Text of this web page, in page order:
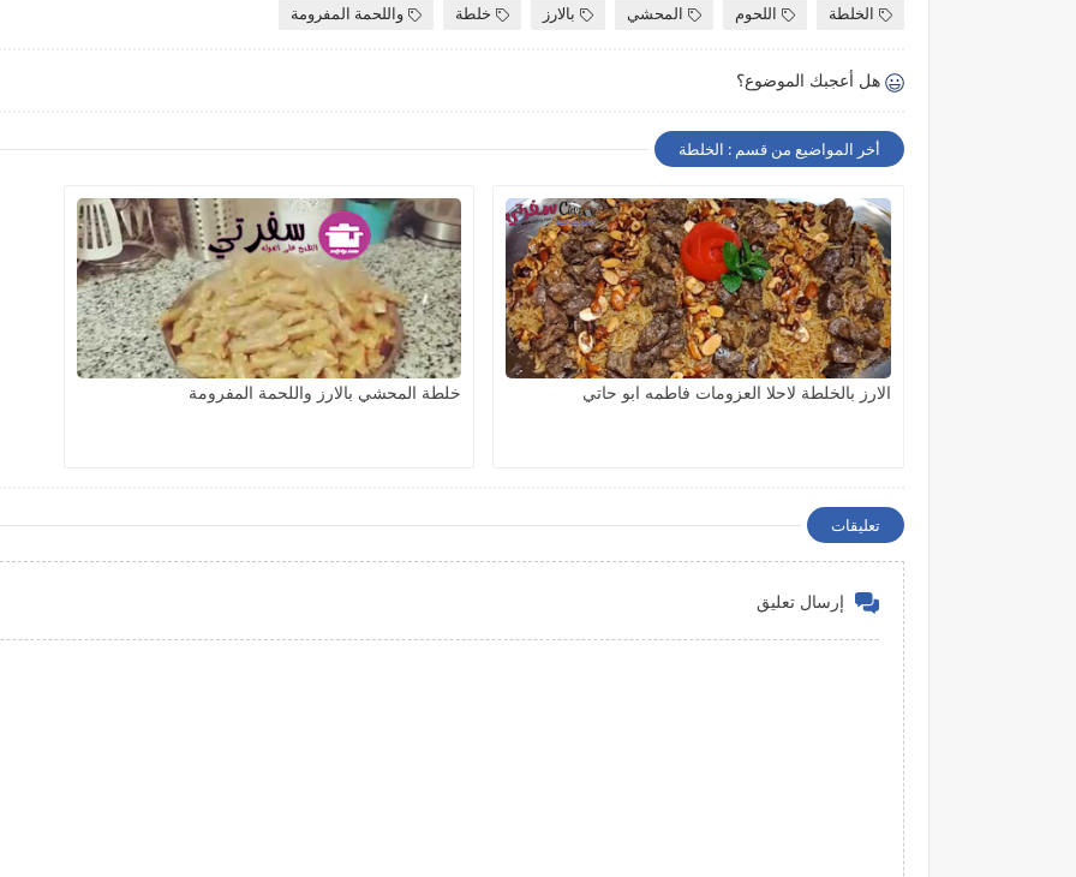
الخلطة اللحوم المحشي بالارز خلطة واللحمة المفرومة
هل أعجبك الموضوع؟
أخر المواضيع من قسم : الخلطة
الارز بالخلطة لاحلا العزومات فاطمه ابو حاتي خلطة المحشي بالارز واللحمة المفرومة
تعليقات
إرسال تعليق